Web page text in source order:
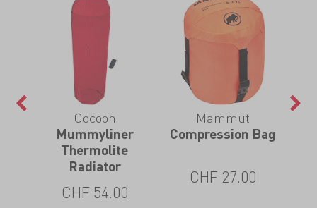
Cocoon
Mummyliner
Thermolite
Radiator
CHF 54.00
Mammut
Compression Bag
CHF 27.00